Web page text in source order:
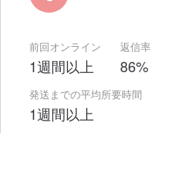
前回オンライン
1週間以上
返信率
86%
発送までの平均所要時間
1週間以上